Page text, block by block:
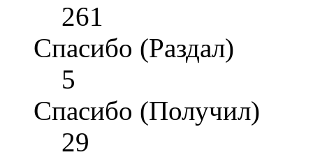
261
Спасибо (Раздал)
5
Спасибо (Получил)
29